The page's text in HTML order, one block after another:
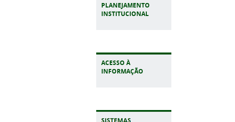
PLANEJAMENTO
INSTITUCIONAL
ACESSO À
INFORMAÇÃO